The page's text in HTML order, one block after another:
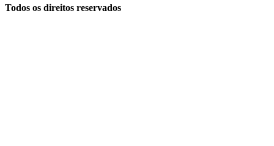
Todos os direitos reservados